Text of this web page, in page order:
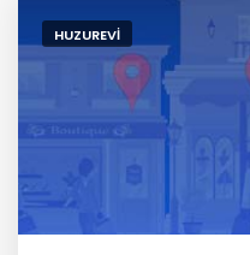
HUZUREVI